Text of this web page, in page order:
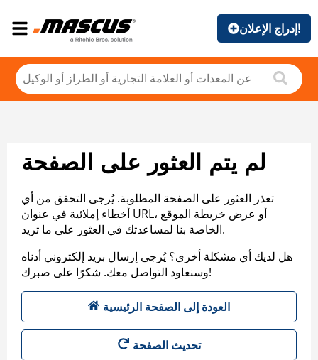
إدراج الإعلان!
لم يتم العثور على الصفحة
تعذر العثور على الصفحة المطلوبة. يُرجى التحقق من أي
أخطاء إملائية في عنوان URL، أو عرض خريطة الموقع
الخاصة بنا لمساعدتك في العثور على ما تريد.
هل لديك أي مشكلة أخرى؟ يُرجى إرسال بريد إلكتروني أدناه
وسنعاود التواصل معك. شكرًا على صبرك!
العودة إلى الصفحة الرئيسية
تحديث الصفحة